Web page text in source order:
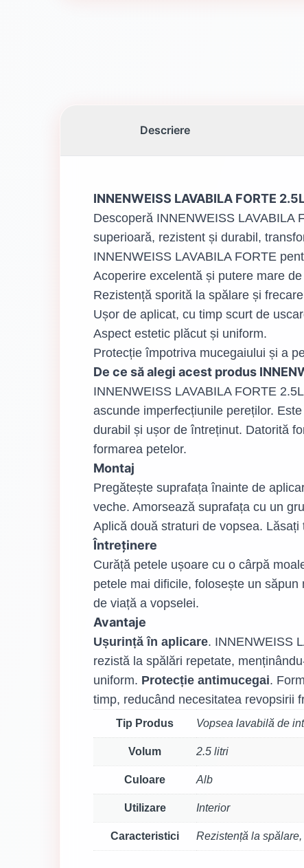
Descriere
INNENWEISS LAVABILA FORTE
Descoperă INNENWEISS LAVABILA
superioară, rezistent și durabil,
INNENWEISS LAVABILA FORTE
Acoperire excelentă și putere mare
Rezistență sporită la spălare și
Ușor de aplicat, cu timp scurt de
Aspect estetic plăcut și uniform.
Protecție împotriva mucegaiului și a
De ce să alegi acest produs
INNENWEISS LAVABILA FORTE
ascunde imperfecțiunile pereților.
durabil și ușor de întreținut. Datorită
formarea petelor.
Montaj
Pregătește suprafața înainte de
veche. Amorsează suprafața cu un
Aplică două straturi de vopsea.
Întreținere
Curăță petele ușoare cu o cârpă
petele mai dificile, folosește un
de viață a vopselei.
Avantaje
Ușurință în aplicare. INNENWEISS
rezistă la spălări repetate,
uniform. Protecție antimucegai.
timp, reducând necesitatea revopsirii
Tip Produs Vopsea lavabilă de
Volum 2.5 litri
Culoare Alb
Utilizare Interior
Caracteristici Rezistență la